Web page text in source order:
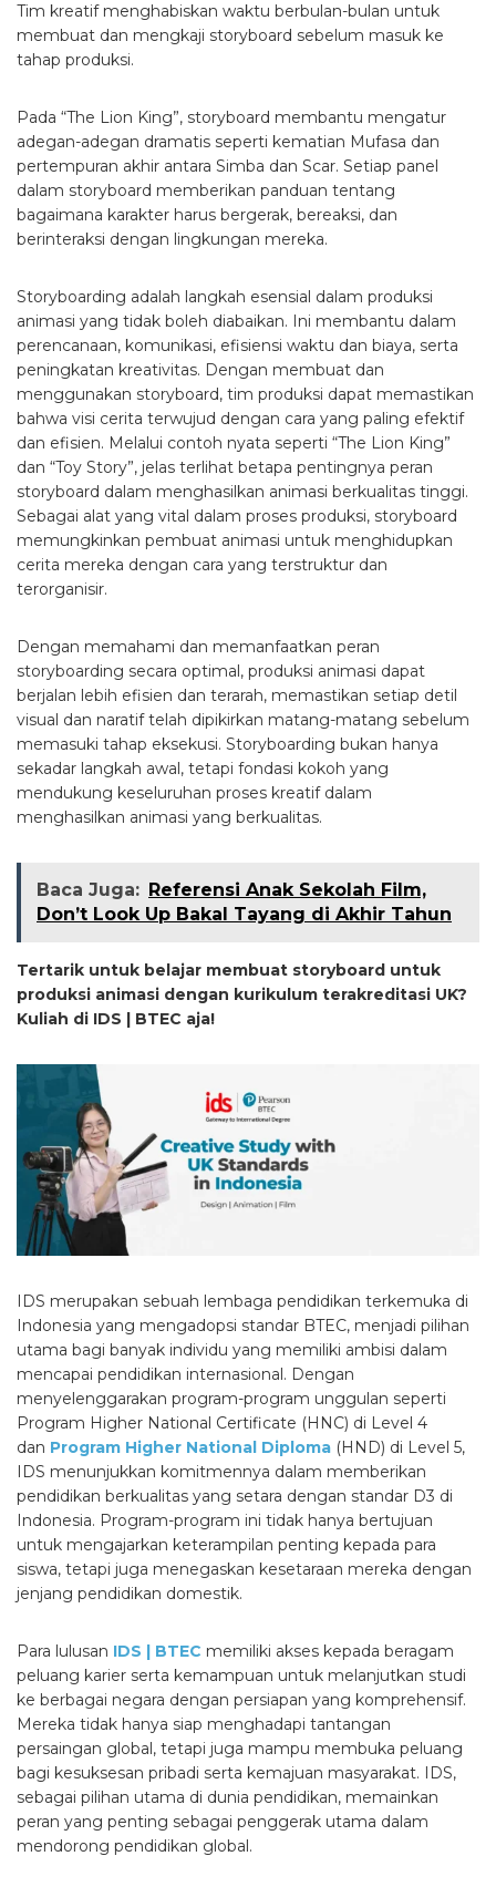
Tim kreatif menghabiskan waktu berbulan-bulan untuk
membuat dan mengkaji storyboard sebelum masuk ke
tahap produksi.
Pada “The Lion King”, storyboard membantu mengatur
adegan-adegan dramatis seperti kematian Mufasa dan
pertempuran akhir antara Simba dan Scar. Setiap panel
dalam storyboard memberikan panduan tentang
bagaimana karakter harus bergerak, bereaksi, dan
berinteraksi dengan lingkungan mereka.
Storyboarding adalah langkah esensial dalam produksi
animasi yang tidak boleh diabaikan. Ini membantu dalam
perencanaan, komunikasi, efisiensi waktu dan biaya, serta
peningkatan kreativitas. Dengan membuat dan
menggunakan storyboard, tim produksi dapat memastikan
bahwa visi cerita terwujud dengan cara yang paling efektif
dan efisien. Melalui contoh nyata seperti “The Lion King”
dan “Toy Story”, jelas terlihat betapa pentingnya peran
storyboard dalam menghasilkan animasi berkualitas tinggi.
Sebagai alat yang vital dalam proses produksi, storyboard
memungkinkan pembuat animasi untuk menghidupkan
cerita mereka dengan cara yang terstruktur dan
terorganisir.
Dengan memahami dan memanfaatkan peran
storyboarding secara optimal, produksi animasi dapat
berjalan lebih efisien dan terarah, memastikan setiap detil
visual dan naratif telah dipikirkan matang-matang sebelum
memasuki tahap eksekusi. Storyboarding bukan hanya
sekadar langkah awal, tetapi fondasi kokoh yang
mendukung keseluruhan proses kreatif dalam
menghasilkan animasi yang berkualitas.
Baca Juga: Referensi Anak Sekolah Film,
Don’t Look Up Bakal Tayang di Akhir Tahun
Tertarik untuk belajar membuat storyboard untuk
produksi animasi dengan kurikulum terakreditasi UK?
Kuliah di IDS | BTEC aja!
IDS merupakan sebuah lembaga pendidikan terkemuka di
Indonesia yang mengadopsi standar BTEC, menjadi pilihan
utama bagi banyak individu yang memiliki ambisi dalam
mencapai pendidikan internasional. Dengan
menyelenggarakan program-program unggulan seperti
Program Higher National Certificate (HNC) di Level 4
dan Program Higher National Diploma (HND) di Level 5,
IDS menunjukkan komitmennya dalam memberikan
pendidikan berkualitas yang setara dengan standar D3 di
Indonesia. Program-program ini tidak hanya bertujuan
untuk mengajarkan keterampilan penting kepada para
siswa, tetapi juga menegaskan kesetaraan mereka dengan
jenjang pendidikan domestik.
Para lulusan IDS | BTEC memiliki akses kepada beragam
peluang karier serta kemampuan untuk melanjutkan studi
ke berbagai negara dengan persiapan yang komprehensif.
Mereka tidak hanya siap menghadapi tantangan
persaingan global, tetapi juga mampu membuka peluang
bagi kesuksesan pribadi serta kemajuan masyarakat. IDS,
sebagai pilihan utama di dunia pendidikan, memainkan
peran yang penting sebagai penggerak utama dalam
mendorong pendidikan global.